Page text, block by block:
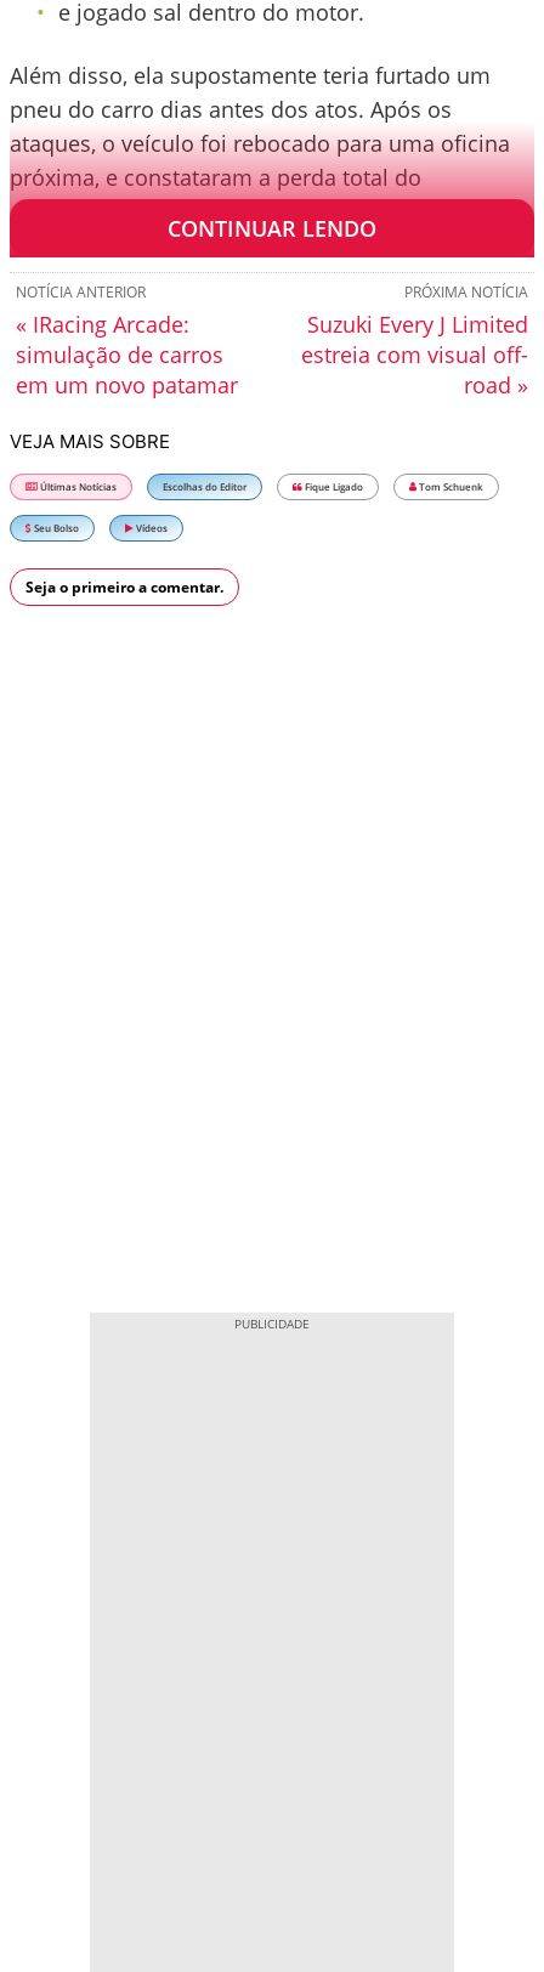
e jogado sal dentro do motor.
Além disso, ela supostamente teria furtado um
pneu do carro dias antes dos atos. Após os
ataques, o veículo foi rebocado para uma oficina
próxima, e constataram a perda total do
automóvel.
CONTINUAR LENDO
PRÓXIMA NOTÍCIA
Suzuki Every J Limited
estreia com visual off-
road »
NOTÍCIA ANTERIOR
« IRacing Arcade:
simulação de carros
em um novo patamar
VEJA MAIS SOBRE
Últimas Notícias Escolhas do Editor Fique Ligado Tom Schuenk
Seu Bolso Vídeos
Seja o primeiro a comentar.